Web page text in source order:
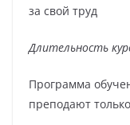
за свой труд
Длительность
Программа
преподают